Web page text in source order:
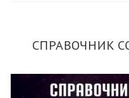
СПРАВОЧНИК